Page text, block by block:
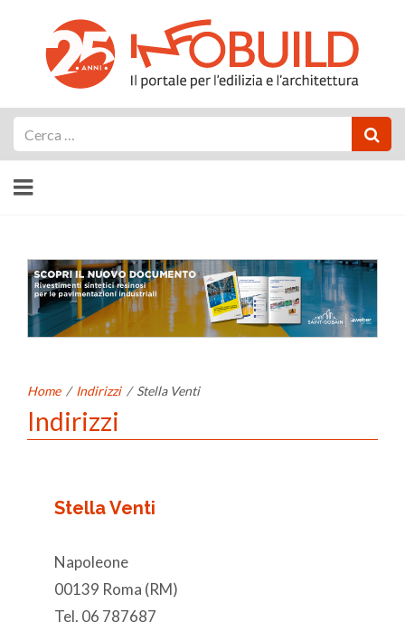
Home / Indirizzi / Stella Venti
Indirizzi
Stella Venti
Napoleone
00139 Roma (RM)
Tel. 06 787687